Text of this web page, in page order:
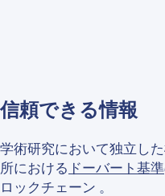
信頼できる情報
学術研究において独立し
所における ドーバート基準
ロックチェーン 。